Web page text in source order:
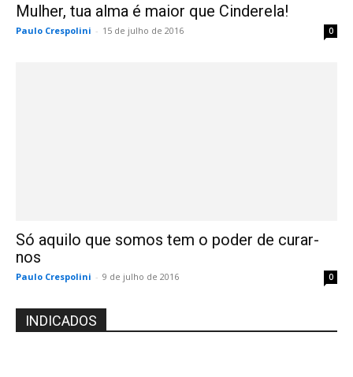
Mulher, tua alma é maior que Cinderela!
Paulo Crespolini - 15 de julho de 2016 0
Só aquilo que somos tem o poder de curar-
nos
Paulo Crespolini - 9 de julho de 2016 0
INDICADOS